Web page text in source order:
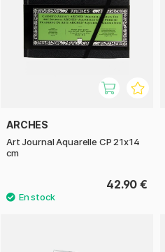
ARCHES
Art Journal Aquarelle CP 21x14
cm
42.90 €